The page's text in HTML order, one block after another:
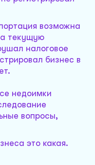
возможна
текущую
налоговое
бизнес в
недоимки
вопросы,
это какая.